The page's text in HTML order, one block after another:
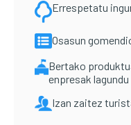
Errespetatu
Osasun
Bertako
enpresak lagundu
Izan zaitez